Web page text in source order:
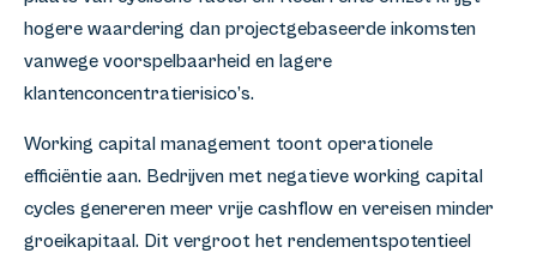
hogere waardering dan projectgebaseerde inkomsten
vanwege voorspelbaarheid en lagere
klantenconcentratierisico’s.
Working capital management toont operationele
efficiëntie aan. Bedrijven met negatieve working capital
cycles genereren meer vrije cashflow en vereisen minder
groeikapitaal. Dit vergroot het rendementspotentieel